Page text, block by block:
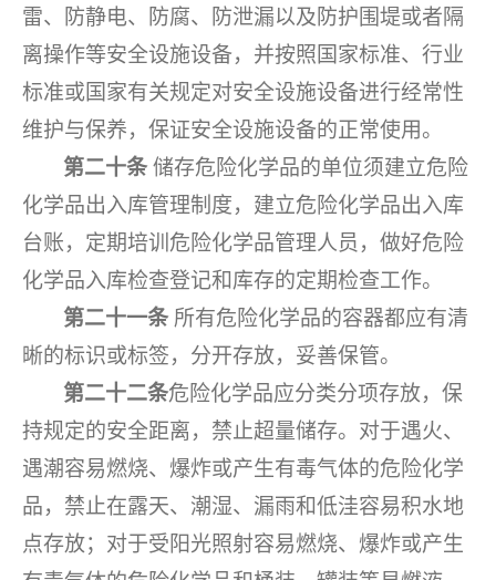
雷、防静电、防腐、防泄漏以及防护围堤或者隔
离操作等安全设施设备，并按照国家标准、行业
标准或国家有关规定对安全设施设备进行经常性
维护与保养，保证安全设施设备的正常使用。
第二十条 储存危险化学品的单位须建立危险
化学品出入库管理制度，建立危险化学品出入库
台账，定期培训危险化学品管理人员，做好危险
化学品入库检查登记和库存的定期检查工作。
第二十一条 所有危险化学品的容器都应有清
晰的标识或标签，分开存放，妥善保管。
第二十二条危险化学品应分类分项存放，保
持规定的安全距离，禁止超量储存。对于遇火、
遇潮容易燃烧、爆炸或产生有毒气体的危险化学
品，禁止在露天、潮湿、漏雨和低洼容易积水地
点存放；对于受阳光照射容易燃烧、爆炸或产生